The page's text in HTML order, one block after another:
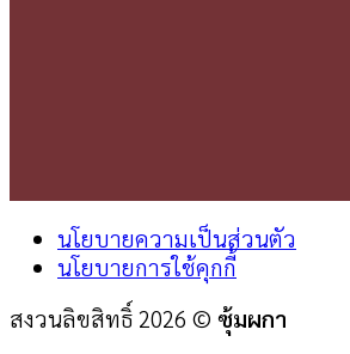
นโยบายความเป็นส่วนตัว
นโยบายการใช้คุกกี้
สงวนลิขสิทธิ์ 2026 © ซุ้มผกา